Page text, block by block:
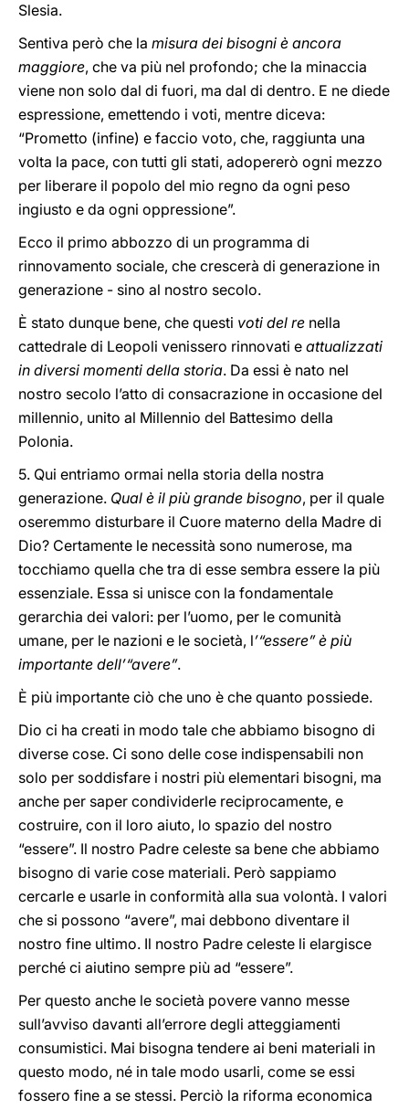
Slesia.
Sentiva però che la misura dei bisogni è ancora
maggiore, che va più nel profondo; che la minaccia
viene non solo dal di fuori, ma dal di dentro. E ne diede
espressione, emettendo i voti, mentre diceva:
“Prometto (infine) e faccio voto, che, raggiunta una
volta la pace, con tutti gli stati, adopererò ogni mezzo
per liberare il popolo del mio regno da ogni peso
ingiusto e da ogni oppressione”.
Ecco il primo abbozzo di un programma di
rinnovamento sociale, che crescerà di generazione in
generazione - sino al nostro secolo.
È stato dunque bene, che questi voti del re nella
cattedrale di Leopoli venissero rinnovati e attualizzati
in diversi momenti della storia. Da essi è nato nel
nostro secolo l’atto di consacrazione in occasione del
millennio, unito al Millennio del Battesimo della
Polonia.
5. Qui entriamo ormai nella storia della nostra
generazione. Qual è il più grande bisogno, per il quale
oseremmo disturbare il Cuore materno della Madre di
Dio? Certamente le necessità sono numerose, ma
tocchiamo quella che tra di esse sembra essere la più
essenziale. Essa si unisce con la fondamentale
gerarchia dei valori: per l’uomo, per le comunità
umane, per le nazioni e le società, l’“essere” è più
importante dell’“avere”.
È più importante ciò che uno è che quanto possiede.
Dio ci ha creati in modo tale che abbiamo bisogno di
diverse cose. Ci sono delle cose indispensabili non
solo per soddisfare i nostri più elementari bisogni, ma
anche per saper condividerle reciprocamente, e
costruire, con il loro aiuto, lo spazio del nostro
“essere”. Il nostro Padre celeste sa bene che abbiamo
bisogno di varie cose materiali. Però sappiamo
cercarle e usarle in conformità alla sua volontà. I valori
che si possono “avere”, mai debbono diventare il
nostro fine ultimo. Il nostro Padre celeste li elargisce
perché ci aiutino sempre più ad “essere”.
Per questo anche le società povere vanno messe
sull’avviso davanti all’errore degli atteggiamenti
consumistici. Mai bisogna tendere ai beni materiali in
questo modo, né in tale modo usarli, come se essi
fossero fine a se stessi. Perciò la riforma economica